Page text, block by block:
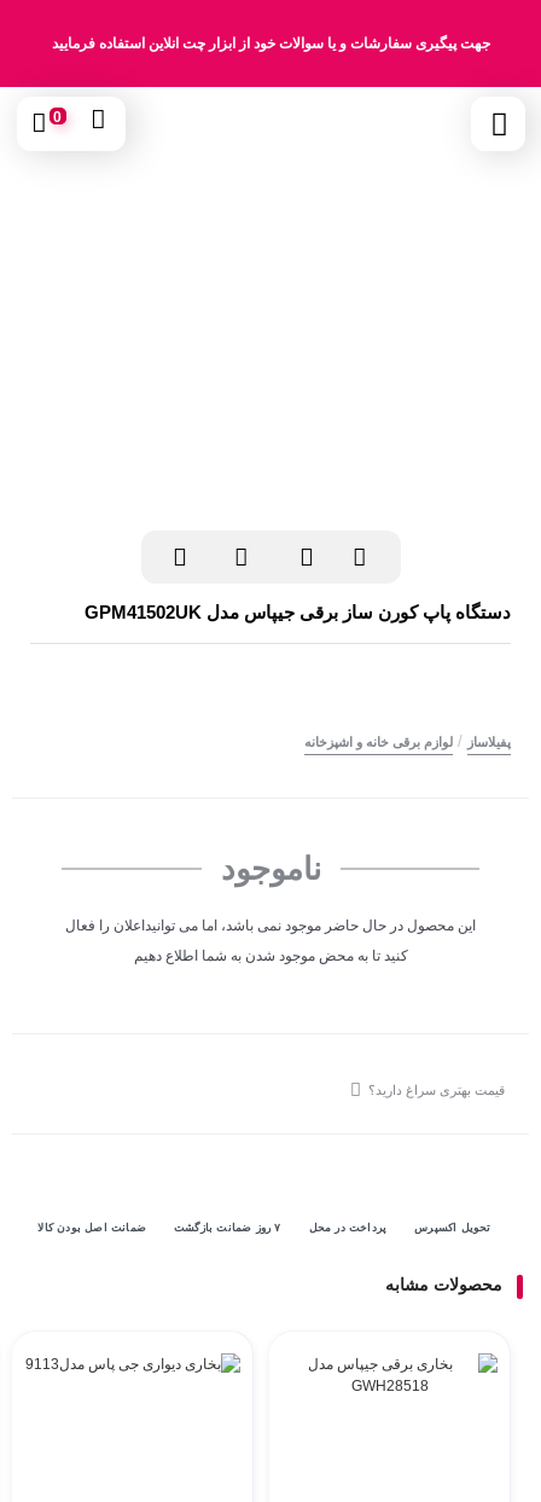
جهت پیگیری سفارشات و یا سوالات خود از ابزار چت انلاین استفاده فرمایید
0
دستگاه پاپ کورن ساز برقی جیپاس مدل GPM41502UK
پفیلاساز / لوازم برقی خانه و اشپزخانه
ناموجود
این محصول در حال حاضر موجود نمی باشد، اما می توانیداعلان را فعال
کنید تا به محض موجود شدن به شما اطلاع دهیم
قیمت بهتری سراغ دارید؟
تحویل اکسپرس پرداخت در محل ۷ روز ضمانت بازگشت ضمانت اصل بودن کالا
محصولات مشابه